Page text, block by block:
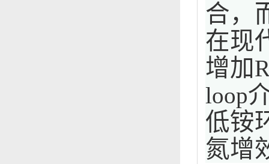
合，
在现
增加
loop
低铵
氮增